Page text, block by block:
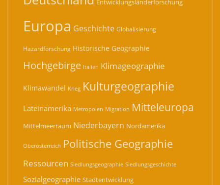
Entwicklungsländerforschung
Europa Geschichte Globalisierung
Hazardforschung Historische Geographie
Hochgebirge Italien Klimageographie
Klimawandel Krieg Kulturgeographie
Lateinamerika Metropolen Migration Mitteleuropa
Mittelmeerraum Niederbayern Nordamerika
Oberösterreich Politische Geographie
Ressourcen Siedlungsgeographie Siedlungsgeschichte
Sozialgeographie Stadtentwicklung